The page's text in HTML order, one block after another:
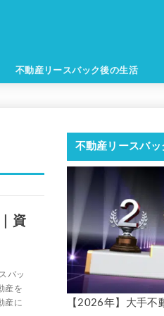
不動産リースバック後の生活
資
バッ
産を
産に
不動産リースバッ
【2026年】大手不